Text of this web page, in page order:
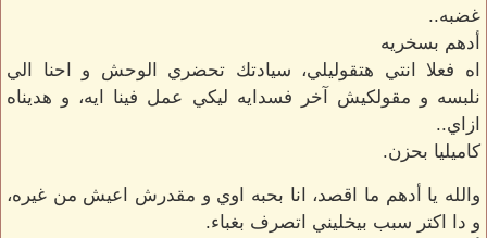
غضبه..
أدهم بسخريه
اه فعلا انتي هتقوليلي، سيادتك تحضري الوحش و احنا الي
نلبسه و مقولكيش آخر فسدايه ليكي عمل فينا ايه، و هديناه
ازاي..
كاميليا بحزن.
والله يا أدهم ما اقصد، انا بحبه اوي و مقدرش اعيش من غيره،
و دا اكتر سبب بيخليني اتصرف بغباء.